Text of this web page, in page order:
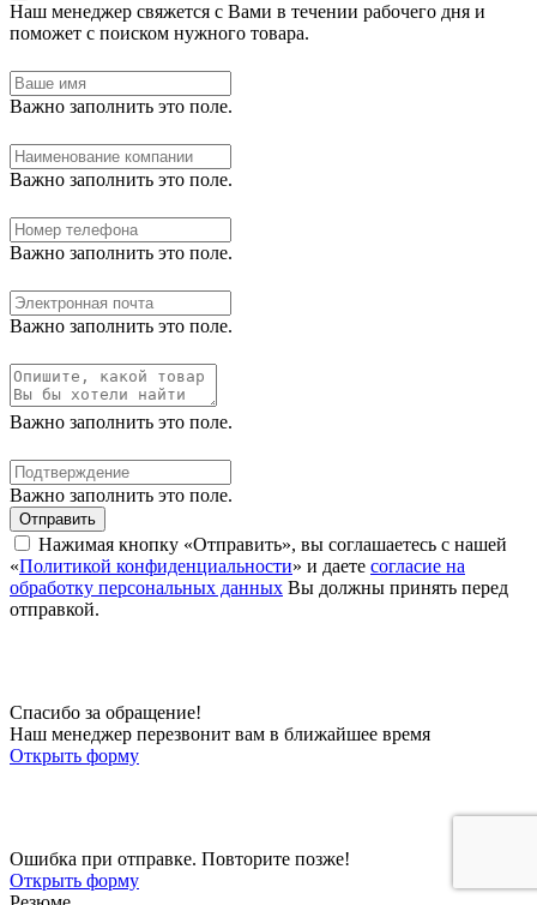
Наш менеджер свяжется с Вами в течении рабочего дня и
поможет с поиском нужного товара.
Важно заполнить это поле.
Важно заполнить это поле.
Важно заполнить это поле.
Важно заполнить это поле.
Важно заполнить это поле.
Важно заполнить это поле.
Отправить
Нажимая кнопку «Отправить», вы соглашаетесь с нашей
«Политикой конфиденциальности» и даете согласие на
обработку персональных данных Вы должны принять перед
отправкой.
Спасибо за обращение!
Наш менеджер перезвонит вам в ближайшее время
Открыть форму
Ошибка при отправке. Повторите позже!
Открыть форму